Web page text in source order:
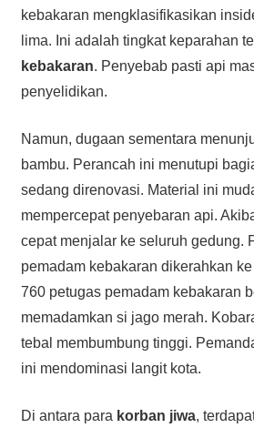
kebakaran mengklasifikasikan
lima. Ini adalah tingkat keparahan
kebakaran. Penyebab pasti api
penyelidikan.
Namun, dugaan sementara
bambu. Perancah ini menutupi
sedang direnovasi. Material ini
mempercepat penyebaran api.
cepat menjalar ke seluruh gedung.
pemadam kebakaran dikerahkan
760 petugas pemadam kebakaran
memadamkan si jago merah.
tebal membumbung tinggi.
ini mendominasi langit kota.
Di antara para korban jiwa,